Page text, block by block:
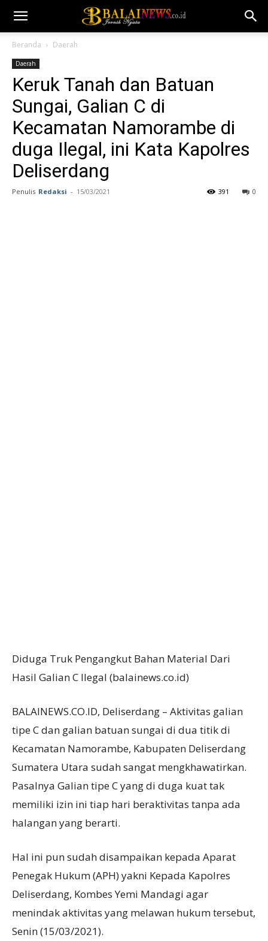
Beranda Daerah
Daerah
Keruk Tanah dan Batuan
Sungai, Galian C di
Kecamatan Namorambe di
duga Ilegal, ini Kata Kapolres
Deliserdang
Penulis Redaksi - 15/03/2021 0
391
Diduga Truk Pengangkut Bahan Material Dari
Hasil Galian C Ilegal (balainews.co.id)
BALAINEWS.CO.ID, Deliserdang – Aktivitas galian
tipe C dan galian batuan sungai di dua titik di
Kecamatan Namorambe, Kabupaten Deliserdang
Sumatera Utara sudah sangat mengkhawatirkan.
Pasalnya Galian tipe C yang di duga kuat tak
memiliki izin ini tiap hari beraktivitas tanpa ada
halangan yang berarti.
Hal ini pun sudah disampaikan kepada Aparat
Penegak Hukum (APH) yakni Kepada Kapolres
Deliserdang, Kombes Yemi Mandagi agar
menindak aktivitas yang melawan hukum tersebut,
Senin (15/03/2021).